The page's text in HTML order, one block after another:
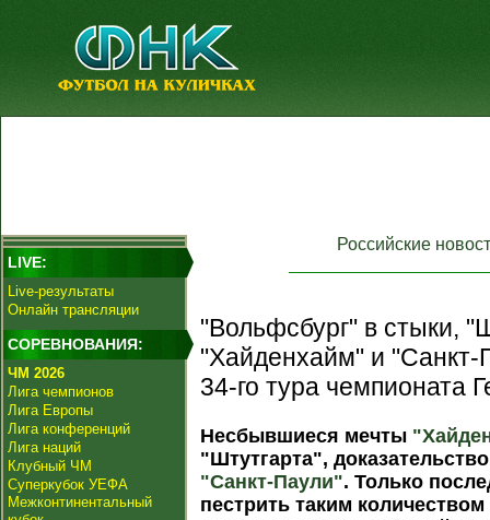
LIVE:
Live-результаты
Онлайн трансляции
СОРЕВНОВАНИЯ:
ЧМ 2026
Лига чемпионов
Лига Европы
Лига конференций
Лига наций
Клубный ЧМ
Суперкубок УЕФА
Межконтинентальный
Российские
"Вольфсбург" в стыки,
"Хайденхайм" и
34-го тура чемпионата
Несбывшиеся мечты
"Штутгарта",
"Санкт-Паули". Только
пестрить таким